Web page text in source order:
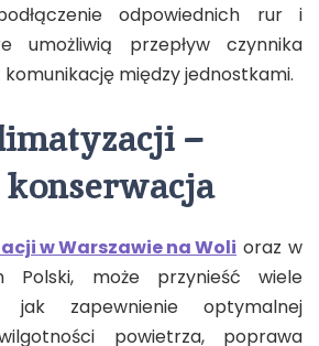
odpowiednich rur i
umożliwią przepływ czynnika
komunikację między jednostkami.
–
w Warszawie na Woli oraz w
Polski, może przynieść wiele
jak zapewnienie optymalnej
powietrza, poprawa